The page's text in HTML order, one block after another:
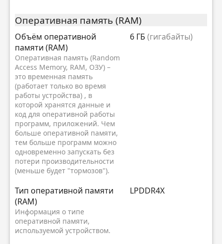
Оперативная память (RAM)
Объём оперативной
памяти (RAM)
Оперативная память (Random
Access Memory, RAM, ОЗУ) –
это временная память
(работает только во время
работы устройства) , в
которой хранятся данные и
код для оперативной работы
программ, приложений. Чем
больше оперативной памяти,
тем больше программ можно
одновременно запускать без
потери производительности
(меньше будет "тормозов").
6 ГБ (гигабайты)
Тип оперативной памяти
(RAM)
Информация о типе
оперативной памяти,
используемой устройством.
LPDDR4X